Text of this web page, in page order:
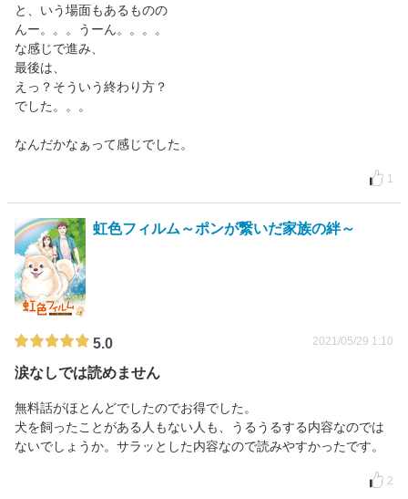
と、いう場面もあるものの
んー。。。うーん。。。。
な感じで進み、
最後は、
えっ？そういう終わり方？
でした。。。
なんだかなぁって感じでした。
1
虹色フィルム～ポンが繋いだ家族の絆～
5.0 2021/05/29 1:10
涙なしでは読めません
無料話がほとんどでしたのでお得でした。
犬を飼ったことがある人もない人も、うるうるする内容なのでは
ないでしょうか。サラッとした内容なので読みやすかったです。
2